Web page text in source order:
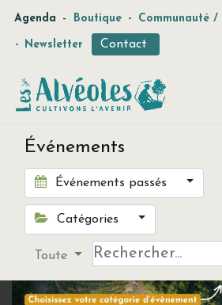
Agenda - Boutique - Communauté /
- Newsletter Contact
Événements
Événements passés
Catégories
Toute